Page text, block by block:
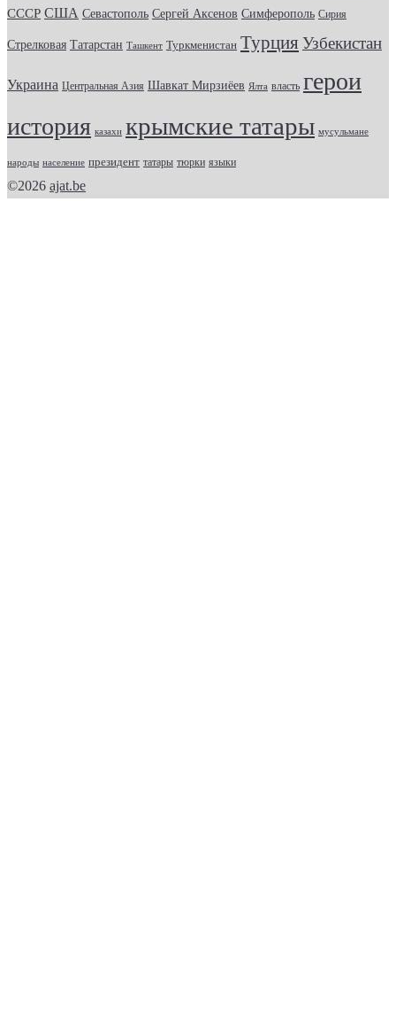
СССР США Севастополь Сергей Аксенов Симферополь Сирия
Стрелковая Татарстан Ташкент Туркменистан Турция Узбекистан
Украина Центральная Азия Шавкат Мирзиёев Ялта власть герои
история казахи крымские татары мусульмане
народы население президент татары тюрки языки
©2026 ajat.be